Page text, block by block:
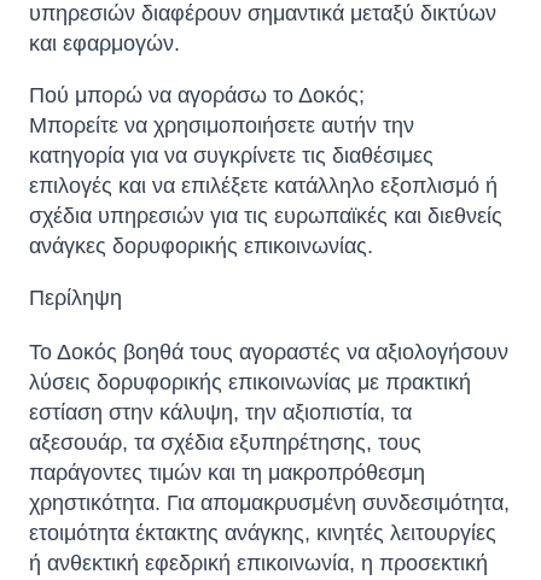
υπηρεσιών διαφέρουν σημαντικά μεταξύ δικτύων
και εφαρμογών.
Πού μπορώ να αγοράσω το Δοκός;
Μπορείτε να χρησιμοποιήσετε αυτήν την
κατηγορία για να συγκρίνετε τις διαθέσιμες
επιλογές και να επιλέξετε κατάλληλο εξοπλισμό ή
σχέδια υπηρεσιών για τις ευρωπαϊκές και διεθνείς
ανάγκες δορυφορικής επικοινωνίας.
Περίληψη
Το Δοκός βοηθά τους αγοραστές να αξιολογήσουν
λύσεις δορυφορικής επικοινωνίας με πρακτική
εστίαση στην κάλυψη, την αξιοπιστία, τα
αξεσουάρ, τα σχέδια εξυπηρέτησης, τους
παράγοντες τιμών και τη μακροπρόθεσμη
χρηστικότητα. Για απομακρυσμένη συνδεσιμότητα,
ετοιμότητα έκτακτης ανάγκης, κινητές λειτουργίες
ή ανθεκτική εφεδρική επικοινωνία, η προσεκτική